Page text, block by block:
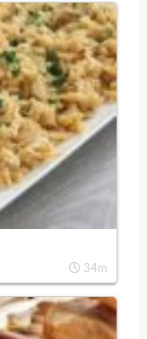
34m